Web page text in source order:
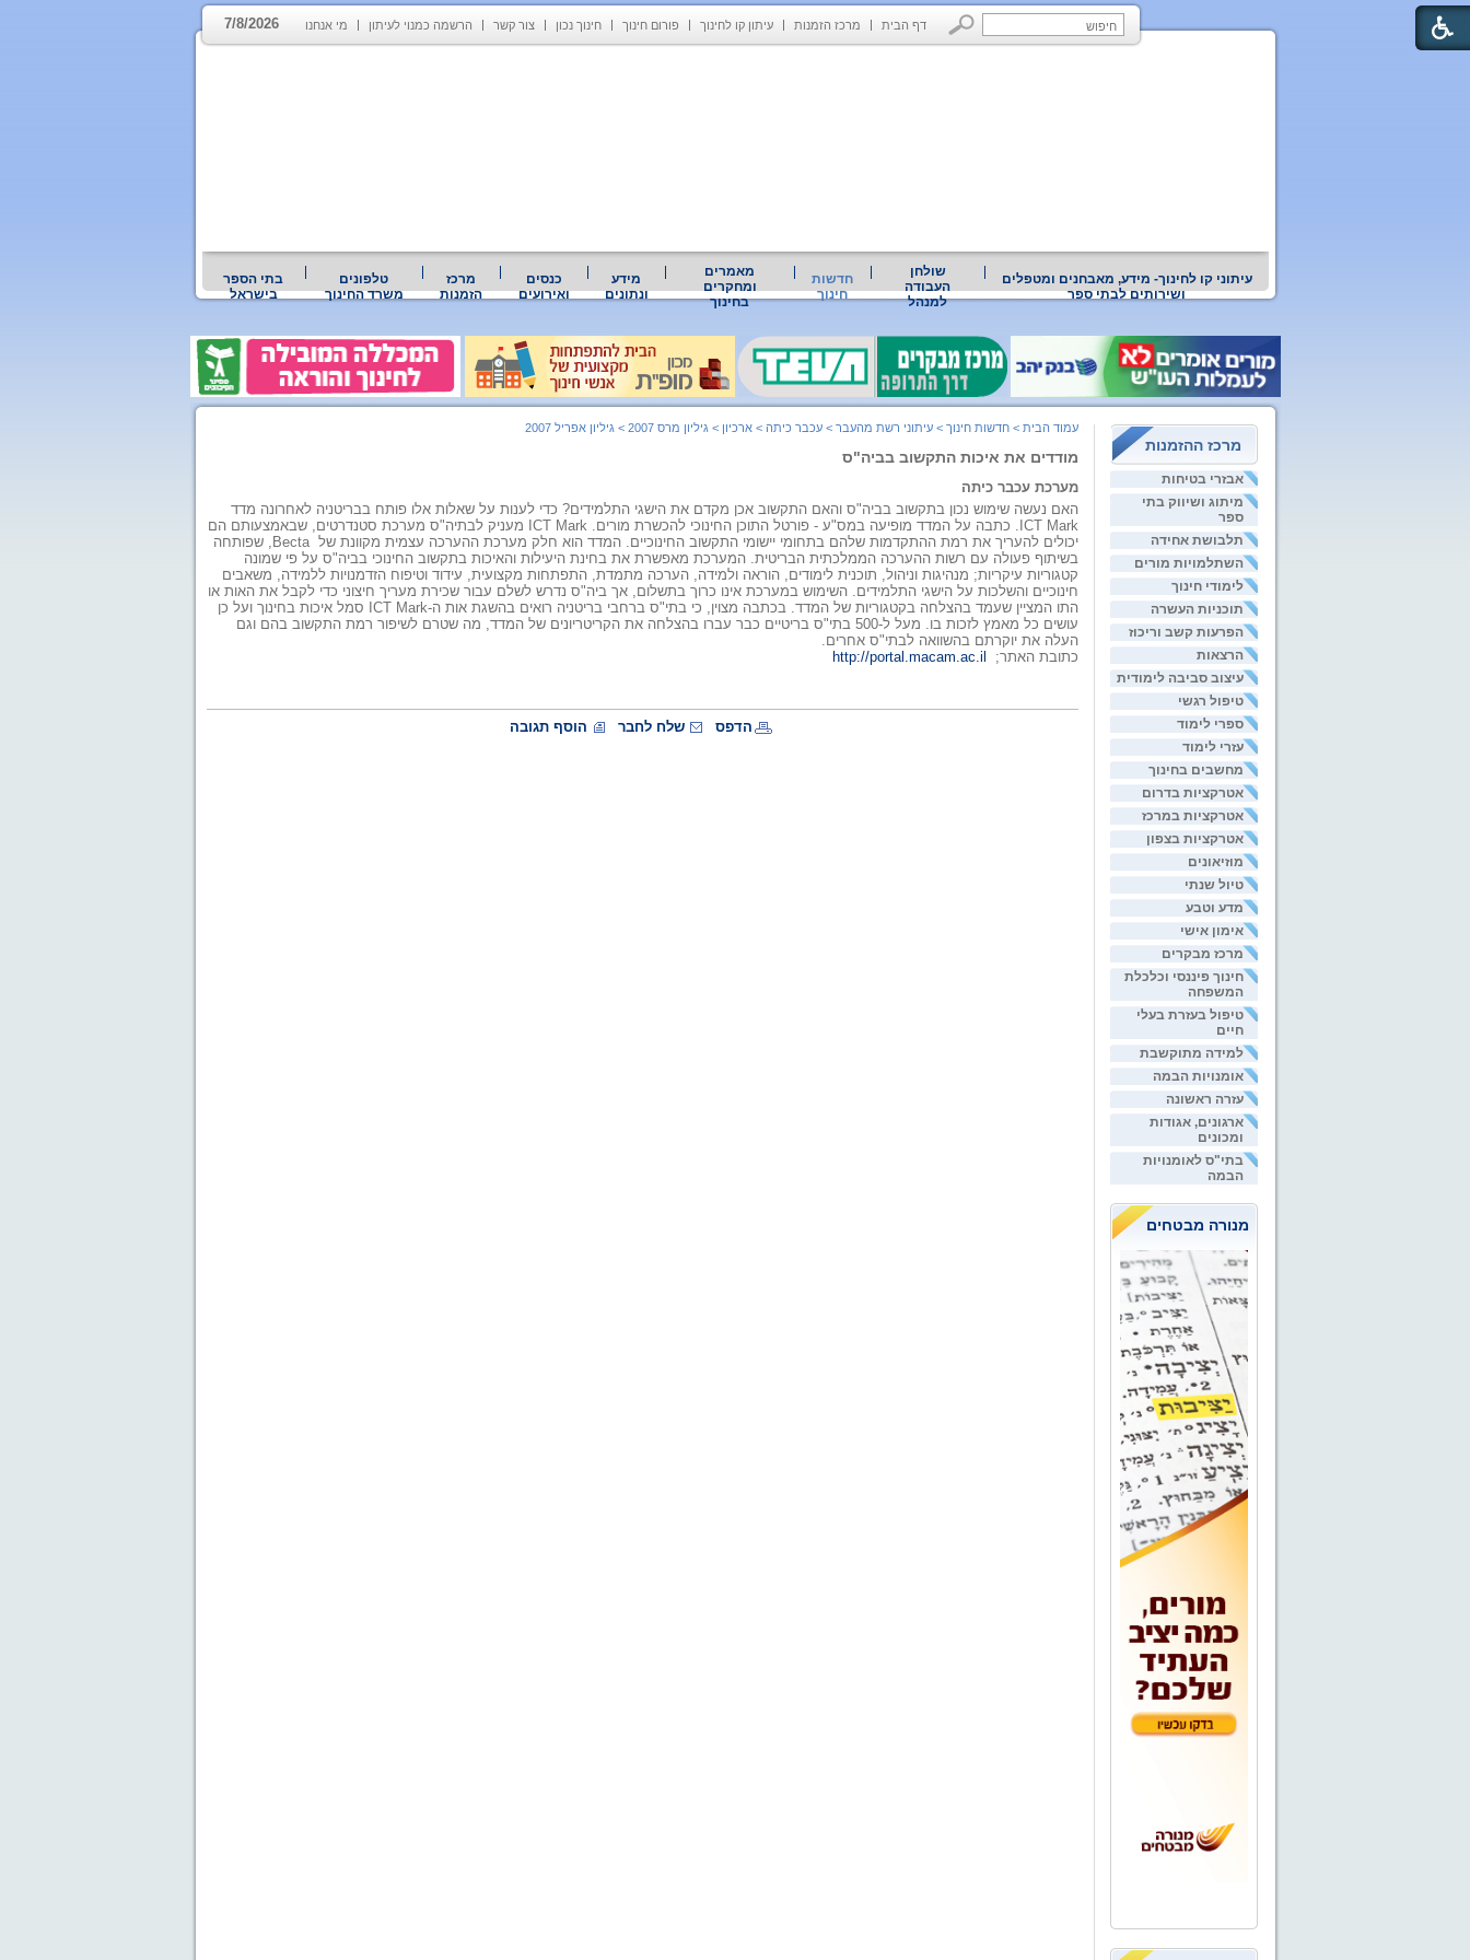
דף הבית מרכז הזמנות עיתון קו לחינוך פורום חינוך חינוך נכון צור קשר הרשמה כמנוי לעיתון מי אנחנו 7/8/2026
עיתוני קו לחינוך- מידע, מאבחנים ומטפלים
ושירותים לבתי ספר
שולחן
העבודה
למנהל
חדשות
חינוך
מאמרים
ומחקרים
בחינוך
מידע
ונתונים
כנסים
ואירועים
מרכז
הזמנות
טלפונים
משרד החינוך
בתי הספר
בישראל
מרכז ההזמנות
אבזרי בטיחות
מיתוג ושיווק בתי
ספר
תלבושת אחידה
השתלמויות מורים
לימודי חינוך
תוכניות העשרה
הפרעות קשב וריכוז
הרצאות
עיצוב סביבה לימודית
טיפול רגשי
ספרי לימוד
עזרי לימוד
מחשבים בחינוך
אטרקציות בדרום
אטרקציות במרכז
אטרקציות בצפון
מוזיאונים
טיול שנתי
מדע וטבע
אימון אישי
מרכז מבקרים
חינוך פיננסי וכלכלת
המשפחה
טיפול בעזרת בעלי
חיים
למידה מתוקשבת
אומנויות הבמה
עזרה ראשונה
ארגונים, אגודות
ומכונים
בתי"ס לאומנויות
הבמה
מנורה מבטחים
עמוד הבית > חדשות חינוך > עיתוני רשת מהעבר > עכבר כיתה > ארכיון > גיליון מרס 2007 > גיליון אפריל 2007
מודדים את איכות התקשוב בביה"ס
מערכת עכבר כיתה
האם נעשה שימוש נכון בתקשוב בביה"ס והאם התקשוב אכן מקדם את הישגי התלמידים? כדי לענות על שאלות אלו פותח בבריטניה לאחרונה מדד
ICT Mark. כתבה על המדד מופיעה במס"ע - פורטל התוכן החינוכי להכשרת מורים. ICT Mark מעניק לבתיה"ס מערכת סטנדרטים, שבאמצעותם הם
יכולים להעריך את רמת ההתקדמות שלהם בתחומי יישומי התקשוב החינוכיים. המדד הוא חלק מערכת ההערכה עצמית מקוונת של Becta, שפותחה
בשיתוף פעולה עם רשות ההערכה הממלכתית הבריטית. המערכת מאפשרת את בחינת היעילות והאיכות בתקשוב החינוכי בביה"ס על פי שמונה
קטגוריות עיקריות; מנהיגות וניהול, תוכנית לימודים, הוראה ולמידה, הערכה מתמדת, התפתחות מקצועית, עידוד וטיפוח הזדמנויות ללמידה, משאבים
חינוכיים והשלכות על הישגי התלמידים. השימוש במערכת אינו כרוך בתשלום, אך ביה"ס נדרש לשלם עבור שכירת מעריך חיצוני כדי לקבל את האות או
התו המציין שעמד בהצלחה בקטגוריות של המדד. בכתבה מצוין, כי בתי"ס ברחבי בריטניה רואים בהשגת אות ה-ICT Mark סמל איכות בחינוך ועל כן
עושים כל מאמץ לזכות בו. מעל ל-500 בתי"ס בריטיים כבר עברו בהצלחה את הקריטריונים של המדד, מה שטרם לשיפור רמת התקשוב בהם וגם
העלה את יוקרתם בהשוואה לבתי"ס אחרים.
כתובת האתר;
http://portal.macam.ac.il
הדפס שלח לחבר הוסף תגובה